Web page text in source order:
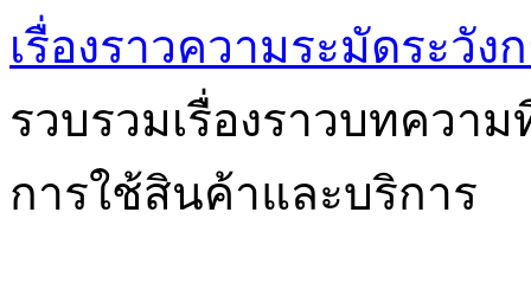
เรื่องราวความระมัดระวัง
รวบรวมเรื่องราวบทควา
การใช้สินค้าและบริการ